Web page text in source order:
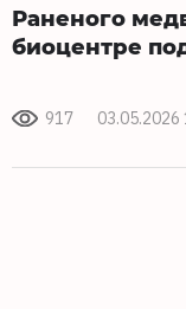
Раненого
биоцентре
917 03.05.2026